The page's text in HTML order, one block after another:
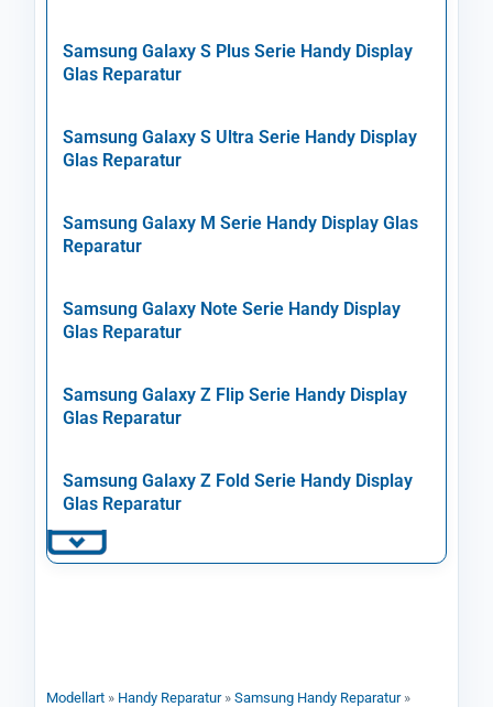
Samsung Galaxy S Plus Serie Handy Display
Glas Reparatur
Samsung Galaxy S Ultra Serie Handy Display
Glas Reparatur
Samsung Galaxy M Serie Handy Display Glas
Reparatur
Samsung Galaxy Note Serie Handy Display
Glas Reparatur
Samsung Galaxy Z Flip Serie Handy Display
Glas Reparatur
Samsung Galaxy Z Fold Serie Handy Display
Glas Reparatur
Modellart » Handy Reparatur» Samsung Handy Reparatur»